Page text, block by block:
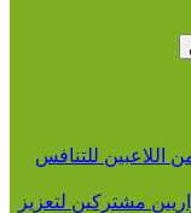
اللاعبين للتنافس
مشتركين لتعزيز